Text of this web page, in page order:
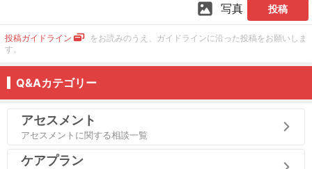
写真 投稿
投稿ガイドライン
をお読みのうえ、ガイドラインに沿った投稿をお願いしま
す。
Q&Aカテゴリー
アセスメント
アセスメントに関する相談一覧
ケアプラン